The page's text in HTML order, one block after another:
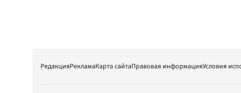
РедакцияРекламаКарта сайтаПравовая информацияУсловия